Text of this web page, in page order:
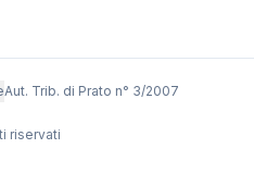
Aut. Trib. di Prato n° 3/2007
riservati